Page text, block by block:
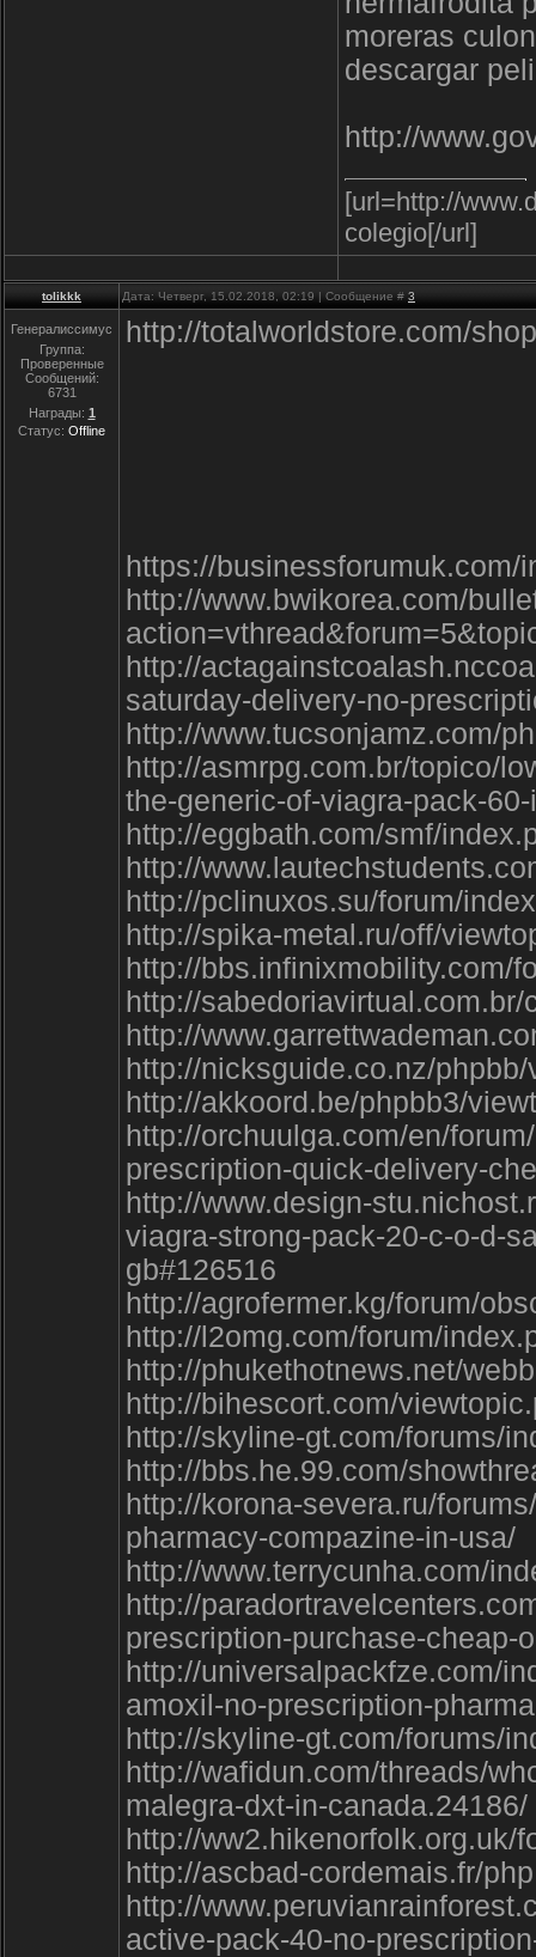
moreras
descargar
http://
[url=http://
colegio[/url]
tolikkk Дата: Четверг, 15.02.2018, 02:19 | Сообщение # 3
Генералиссимус
Группа:
Проверенные
Сообщений:
6731
Награды: 1
Статус: Offline
http://totalworldstore.com/
https://businessforumuk.com/
http://www.bwikorea.com/
http://
saturday-delivery-no-
http://www.tucsonjamz.com/
http://asmrpg.com.br/topico/
the-generic-of-viagra-pack-
http://eggbath.com/smf/
http://
http://pclinuxos.su/forum/
http://spika-metal.ru/off/
http://bbs.infinixmobility.com/
http://
http://
http://nicksguide.co.nz/
http://akkoord.be/phpbb3/
http://orchuulga.com/en/
prescription-quick-delivery-
http://www.design-
viagra-strong-pack-20-c-o-d-
gb#126516
http://agrofermer.kg/forum/
http://l2omg.com/forum/
http://phukethotnews.net/
http://bihescort.com/
http://skyline-gt.com/forums/
http://bbs.he.99.com/
http://korona-severa.ru/
pharmacy-compazine-in-usa/
http://www.terrycunha.com/
http://
prescription-purchase-cheap-
http://universalpackfze.com/
amoxil-no-prescription-
http://skyline-gt.com/forums/
http://wafidun.com/threads/
malegra-dxt-in-canada.24186/
http://ww2.hikenorfolk.org.uk/
http://ascbad-cordemais.fr/
http://
active-pack-40-no-